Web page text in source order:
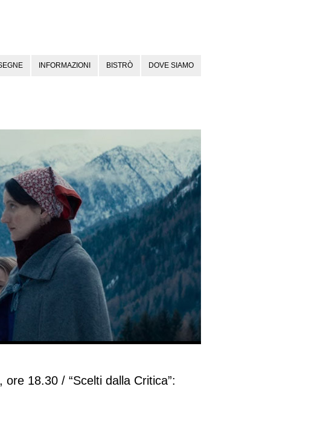
INFORMAZIONI BISTRÒ DOVE SIAMO
18.30 / “Scelti dalla Critica”: